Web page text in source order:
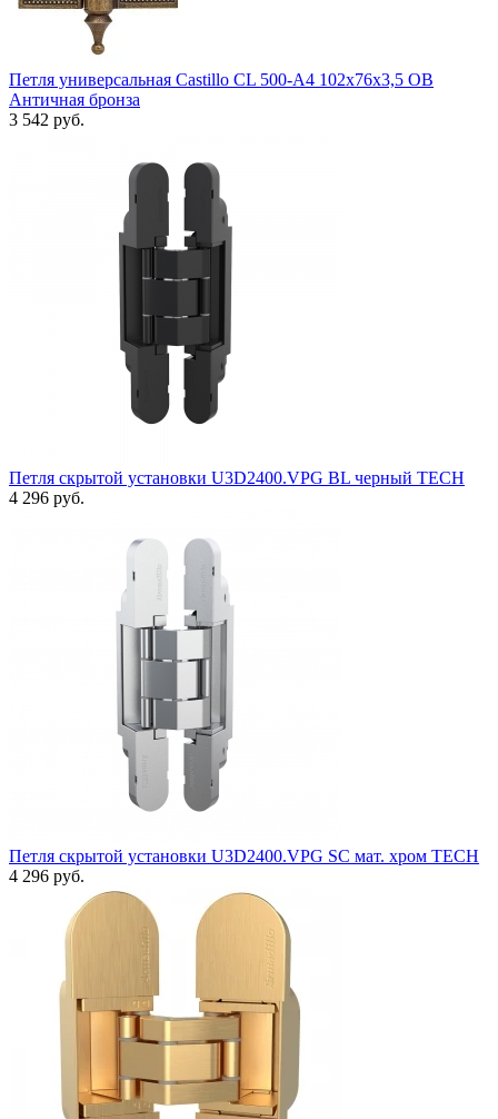
Петля универсальная Castillo CL 500-A4 102x76x3,5 OB
Античная бронза
3 542 руб.
Петля скрытой установки U3D2400.VPG BL черный TECH
4 296 руб.
Петля скрытой установки U3D2400.VPG SC мат. хром TECH
4 296 руб.